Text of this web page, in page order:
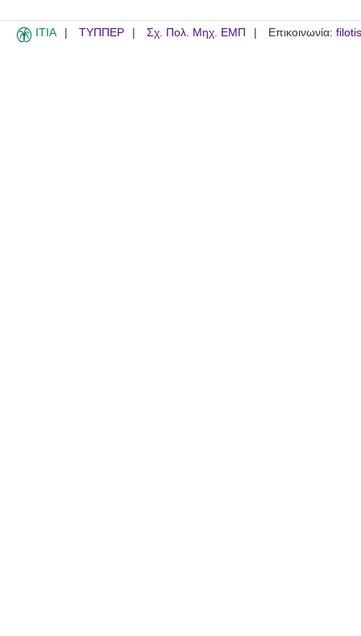
ITIA ΤΥΠΠΕΡ Σχ. Πολ. Μηχ. ΕΜΠ Επικοινωνία: